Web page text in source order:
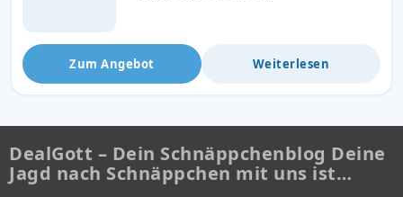
Zum Angebot Weiterlesen
DealGott – Dein Schnäppchenblog Deine
Jagd nach Schnäppchen mit uns ist…